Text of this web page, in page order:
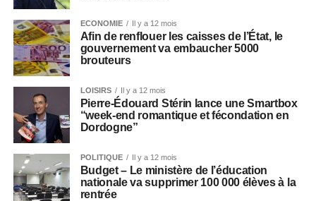
ECONOMIE Il y a 12 mois
Afin de renflouer les caisses de l’État, le
gouvernement va embaucher 5000
brouteurs
LOISIRS Il y a 12 mois
Pierre-Édouard Stérin lance une Smartbox
“week-end romantique et fécondation en
Dordogne”
POLITIQUE Il y a 12 mois
Budget – Le ministère de l’éducation
nationale va supprimer 100 000 élèves à la
rentrée